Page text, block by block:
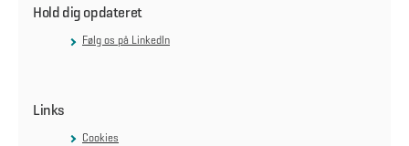
Hold dig opdateret
Følg os på LinkedIn
Links
Cookies